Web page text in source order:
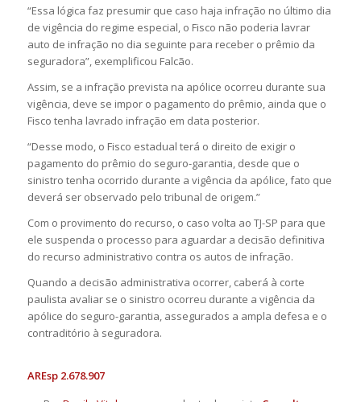
“Essa lógica faz presumir que caso haja infração no último dia
de vigência do regime especial, o Fisco não poderia lavrar
auto de infração no dia seguinte para receber o prêmio da
seguradora”, exemplificou Falcão.
Assim, se a infração prevista na apólice ocorreu durante sua
vigência, deve se impor o pagamento do prêmio, ainda que o
Fisco tenha lavrado infração em data posterior.
“Desse modo, o Fisco estadual terá o direito de exigir o
pagamento do prêmio do seguro-garantia, desde que o
sinistro tenha ocorrido durante a vigência da apólice, fato que
deverá ser observado pelo tribunal de origem.”
Com o provimento do recurso, o caso volta ao TJ-SP para que
ele suspenda o processo para aguardar a decisão definitiva
do recurso administrativo contra os autos de infração.
Quando a decisão administrativa ocorrer, caberá à corte
paulista avaliar se o sinistro ocorreu durante a vigência da
apólice do seguro-garantia, assegurados a ampla defesa e o
contraditório à seguradora.
AREsp 2.678.907